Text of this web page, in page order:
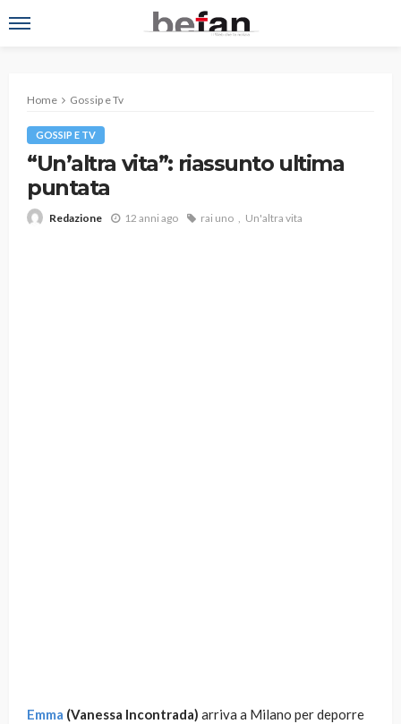
Home Gossip e Tv
GOSSIP E TV
“Un’altra vita”: riassunto ultima
puntata
Redazione 12 anni ago rai uno Un'altra vita
Emma (Vanessa Incontrada) arriva a Milano per deporre